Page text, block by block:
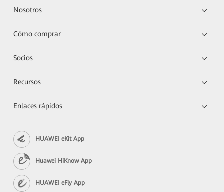
Nosotros
Cómo comprar
Socios
Recursos
Enlaces rápidos
HUAWEI eKit App
Huawei HiKnow App
HUAWEI eFly App